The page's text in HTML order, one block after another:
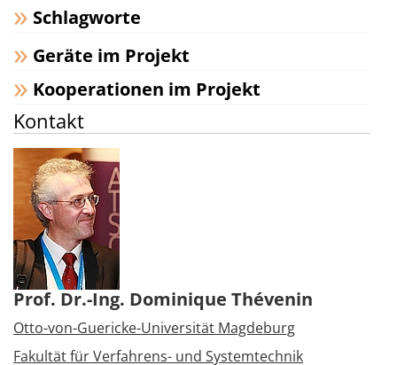
Schlagworte
Geräte im Projekt
Kooperationen im Projekt
Kontakt
Prof. Dr.-Ing. Dominique Thévenin
Otto-von-Guericke-Universität Magdeburg
Fakultät für Verfahrens- und Systemtechnik